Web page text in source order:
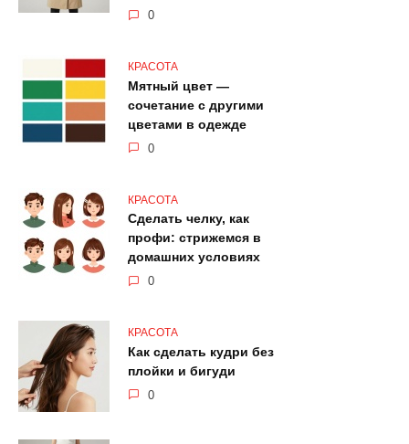
0
КРАСОТА
Мятный цвет —
сочетание с другими
цветами в одежде
0
КРАСОТА
Сделать челку, как
профи: стрижемся в
домашних условиях
0
КРАСОТА
Как сделать кудри без
плойки и бигуди
0